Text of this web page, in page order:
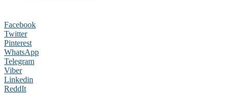
Facebook
Twitter
Pinterest
WhatsApp
Telegram
Viber
Linkedin
ReddIt